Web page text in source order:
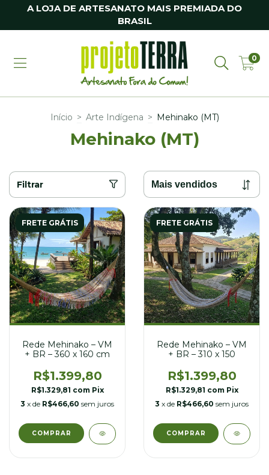
A LOJA DE ARTESANATO MAIS PREMIADA DO
BRASIL
0
Início > Arte Indígena > Mehinako (MT)
Mehinako (MT)
Filtrar
FRETE GRÁTIS
Rede Mehinako – VM
+ BR – 360 x 160 cm
R$1.399,80
R$1.329,81 com Pix
3 x de R$466,60 sem juros
FRETE GRÁTIS
Rede Mehinako – VM
+ BR – 310 x 150
R$1.399,80
R$1.329,81 com Pix
3 x de R$466,60 sem juros